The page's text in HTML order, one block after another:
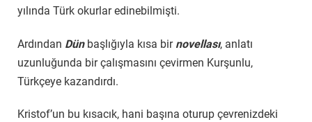
yılında Türk okurlar edinebilmişti.
Ardından Dünbaşlığıyla kısa bir novellası, anlatı
uzunluğunda bir çalışmasını çevirmen Kurşunlu,
Türkçeye kazandırdı.
Kristof’un bu kısacık, hani başına oturup çevrenizdeki